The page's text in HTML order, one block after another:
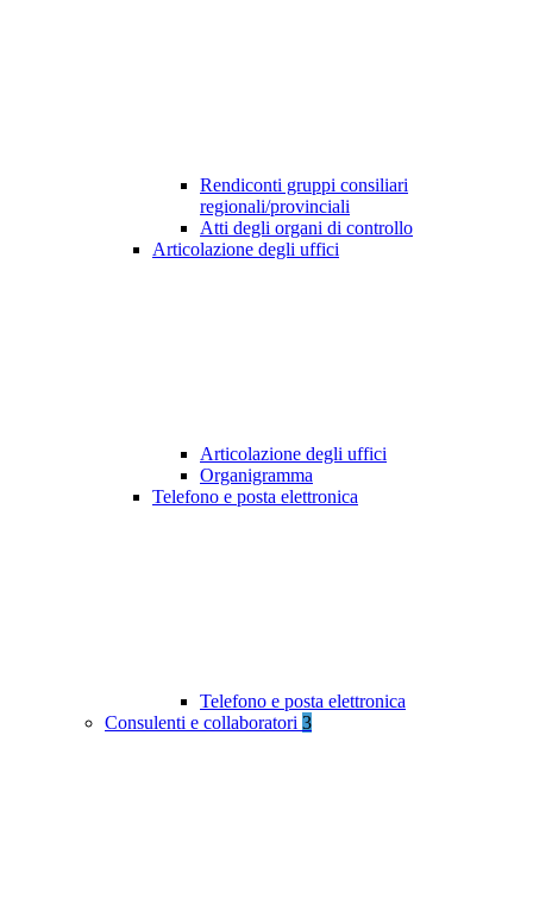
Rendiconti gruppi consiliari
regionali/provinciali
Atti degli organi di controllo
Articolazione degli uffici
Articolazione degli uffici
Organigramma
Telefono e posta elettronica
Telefono e posta elettronica
Consulenti e collaboratori 3